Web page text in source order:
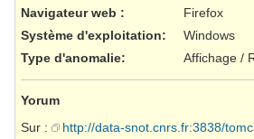
Navigateur web :
Firefox
Système d'exploitation:
Windows
Type d'anomalie: Affichage /
Yorum
Sur :
http://data-snot.cnrs.fr:3838/